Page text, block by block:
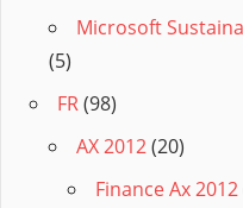
Microsoft
(5)
FR(98)
AX 2012(20)
Finance Ax 2012